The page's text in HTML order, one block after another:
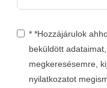
* *Hozzájárulok
beküldött
megkeresésemre,
nyilatkozatot